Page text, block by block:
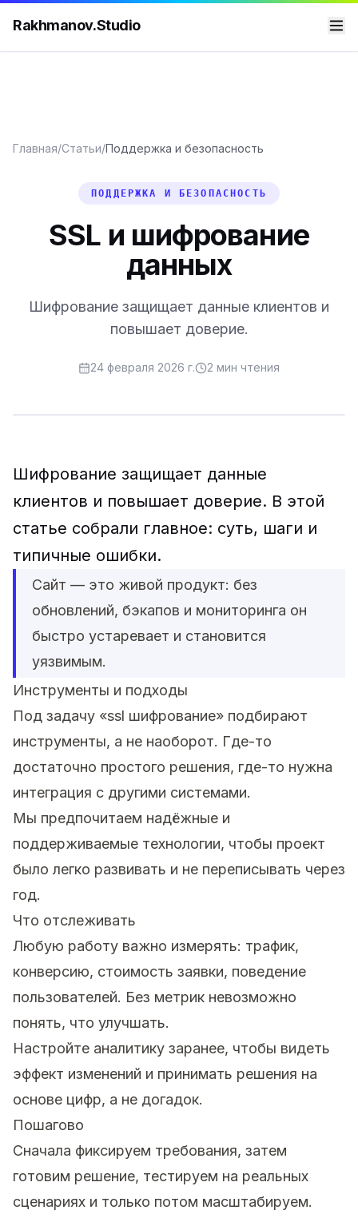
Rakhmanov.Studio
Главная/Статьи/Поддержка и безопасность
ПОДДЕРЖКА И БЕЗОПАСНОСТЬ
SSL и шифрование
данных
Шифрование защищает данные клиентов и
повышает доверие.
24 февраля 2026 г. 2 мин чтения
Шифрование защищает данные
клиентов и повышает доверие. В этой
статье собрали главное: суть, шаги и
типичные ошибки.
Сайт — это живой продукт: без
обновлений, бэкапов и мониторинга он
быстро устаревает и становится
уязвимым.
Инструменты и подходы
Под задачу «ssl шифрование» подбирают
инструменты, а не наоборот. Где-то
достаточно простого решения, где-то нужна
интеграция с другими системами.
Мы предпочитаем надёжные и
поддерживаемые технологии, чтобы проект
было легко развивать и не переписывать через
год.
Что отслеживать
Любую работу важно измерять: трафик,
конверсию, стоимость заявки, поведение
пользователей. Без метрик невозможно
понять, что улучшать.
Настройте аналитику заранее, чтобы видеть
эффект изменений и принимать решения на
основе цифр, а не догадок.
Пошагово
Сначала фиксируем требования, затем
готовим решение, тестируем на реальных
сценариях и только потом масштабируем.